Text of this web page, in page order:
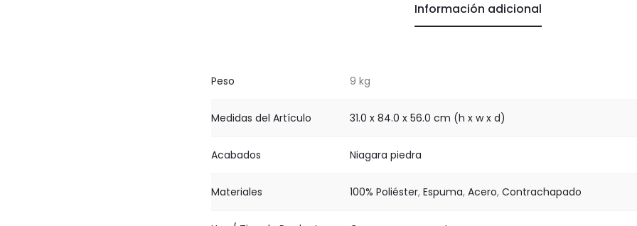
Información adicional
Peso 9 kg
Medidas del Artículo 31.0 x 84.0 x 56.0 cm (h x w x d)
Acabados Niagara piedra
Materiales 100% Poliéster, Espuma, Acero, Contrachapado